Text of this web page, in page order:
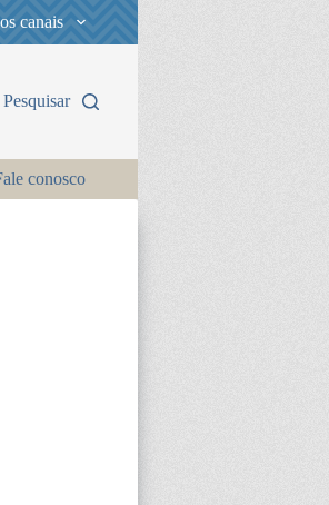
canais
Pesquisar
conosco